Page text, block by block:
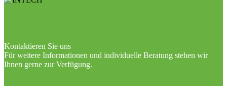
Kontaktieren Sie uns
Für weitere Informationen und individuelle Beratung stehen wir
Ihnen gerne zur Verfügung.